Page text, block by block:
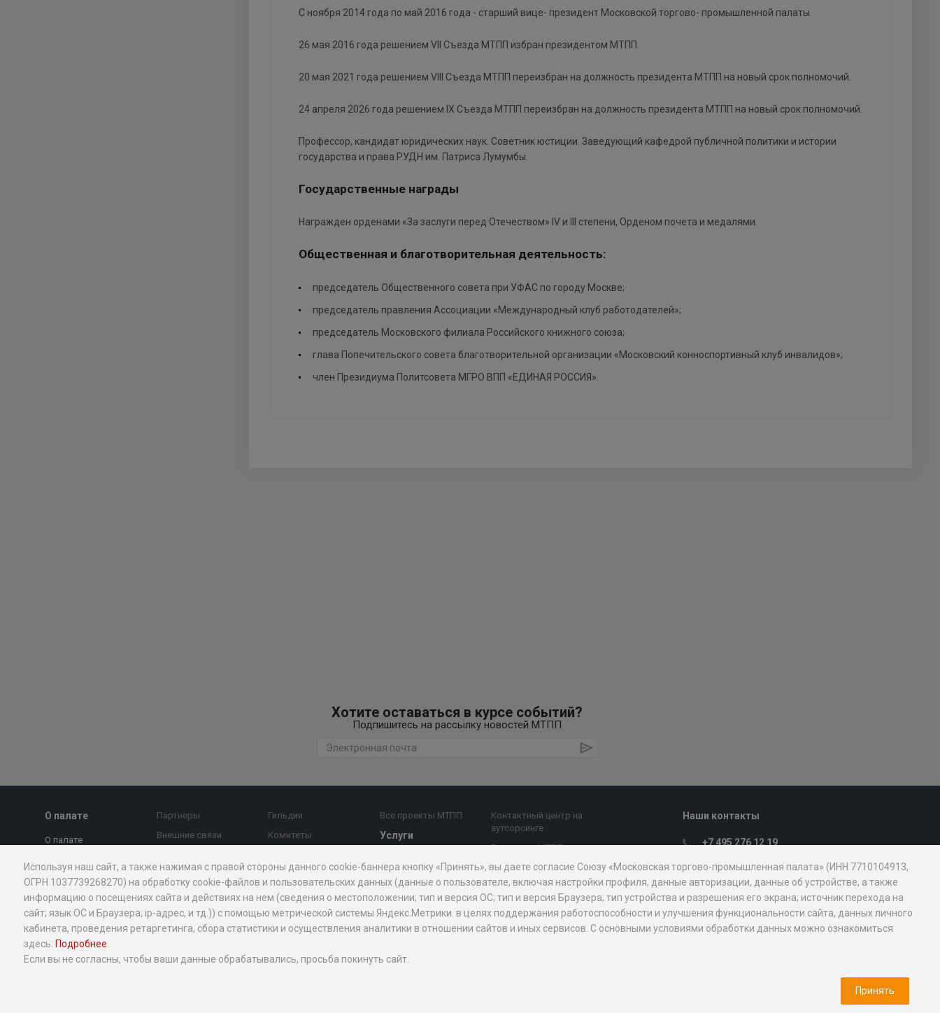
С ноября 2014 года по май 2016 года - старший вице- президент Московской торгово- промышленной палаты.
26 мая 2016 года решением VII Съезда МТПП избран президентом МТПП.
20 мая 2021 года решением VIII Съезда МТПП переизбран на должность президента МТПП на новый срок полномочий.
24 апреля 2026 года решением IX Съезда МТПП переизбран на должность президента МТПП на новый срок полномочий.
Профессор, кандидат юридических наук. Советник юстиции. Заведующий кафедрой публичной политики и истории
государства и права РУДН им. Патриса Лумумбы.
Государственные награды
Награжден орденами «За заслуги перед Отечеством» IV и III степени, Орденом почета и медалями.
Общественная и благотворительная деятельность:
председатель Общественного совета при УФАС по городу Москве;
председатель правления Ассоциации «Международный клуб работодателей»;
председатель Московского филиала Российского книжного союза;
глава Попечительского совета благотворительной организации «Московский конноспортивный клуб инвалидов»;
член Президиума Политсовета МГРО ВПП «ЕДИНАЯ РОССИЯ».
Хотите оставаться в курсе событий?
Подпишитесь на рассылку новостей МТПП
О палате
О палате
Президент
Правление
Вице-президенты
Стратегия
Структура
Партнеры
Внешние связи
коррупции
Контакты
Новости и
экспертное мнение
Календарь
Гильдии
Комитеты
Экспертный совет
МТПП
Проекты
Миллион призов
Все проекты МТПП
Услуги
диагностика
предпринимательства
Внешнеэкономическая
Юридическая помощь
Контактный центр на
аутсорсинге
Все услуги МТПП
Дочерние
организации
АО "Мосэкспертиза"
БЦ "Меркурий"
Наши контакты
+7 495 276 12 19
107031, Москва, ул. Петровка, д. 15, стр.
1
mostpp@mostpp.ru
Пресс-служба
Используя наш сайт, а также нажимая с правой стороны данного cookie-баннера кнопку «Принять», вы даете согласие Союзу «Московская торгово-промышленная палата» (ИНН 7710104913,
ОГРН 1037739268270) на обработку cookie-файлов и пользовательских данных (данные о пользователе, включая настройки профиля, данные авторизации, данные об устройстве, а также
информацию о посещениях сайта и действиях на нем (сведения о местоположении; тип и версия ОС; тип и версия Браузера; тип устройства и разрешения его экрана; источник перехода на
сайт; язык ОС и Браузера; ip-адрес, и тд.)) с помощью метрической системы Яндекс.Метрики. в целях поддержания работоспособности и улучшения функциональности сайта, данных личного
кабинета, проведения ретаргетинга, сбора статистики и осуществления аналитики в отношении сайтов и иных сервисов. С основными условиями обработки данных можно ознакомиться
здесь: Подробнее
Если вы не согласны, чтобы ваши данные обрабатывались, просьба покинуть сайт.
Принять